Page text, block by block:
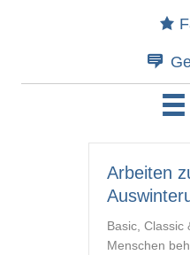
Arbeiten
Basic, Classic
Menschen